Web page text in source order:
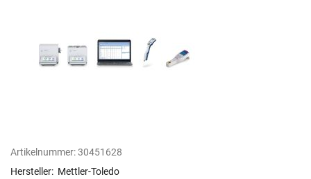
Artikelnummer:30451628
Hersteller: Mettler-Toledo